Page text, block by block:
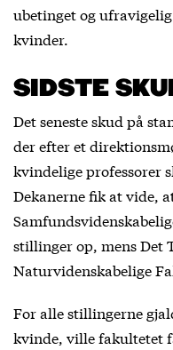
ubetinget og
kvinder.
SIDSTE
Det seneste skud på
der efter et
kvindelige professorer
Dekanerne fik at vide,
stillinger op, mens Det
Naturvidenskabelige
For alle stillingerne
kvinde, ville fakultetet